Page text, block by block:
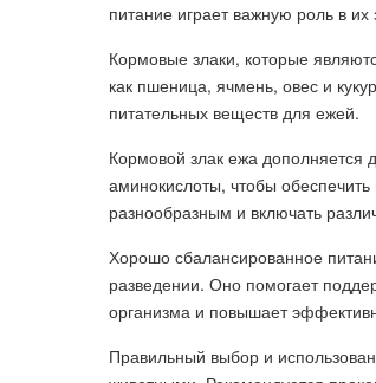
питание играет важную роль в их
Кормовые злаки, которые
как пшеница, ячмень, овес и
питательных веществ для ежей.
Кормовой злак ежа дополняется
аминокислоты, чтобы
разнообразным и включать
Хорошо сбалансированное
разведении. Оно помогает
организма и повышает
Правильный выбор и